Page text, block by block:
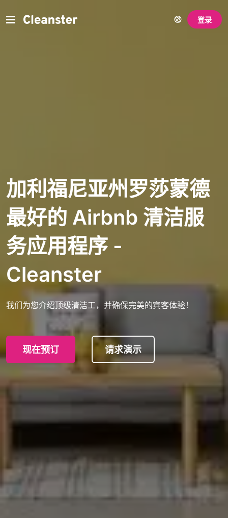
登录
加利福尼亚州罗莎蒙德
最好的 Airbnb 清洁服
务应用程序 -
Cleanster
我们为您介绍顶级清洁工，并确保完美的宾客体验！
现在预订 请求演示